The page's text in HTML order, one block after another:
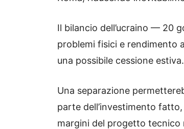
Il bilancio dell’ucraino — 20
problemi fisici e rendimento
una possibile cessione estiva.
Una separazione
parte dell’investimento
margini del progetto tecnico